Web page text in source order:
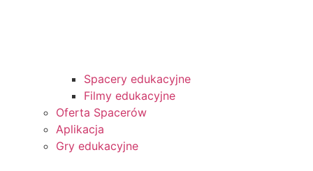
Spacery edukacyjne
Filmy edukacyjne
Oferta Spacerów
Aplikacja
Gry edukacyjne